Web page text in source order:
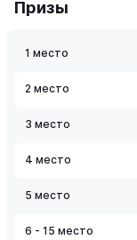
Призы
1 место
2 место
3 место
4 место
5 место
6 - 15 место